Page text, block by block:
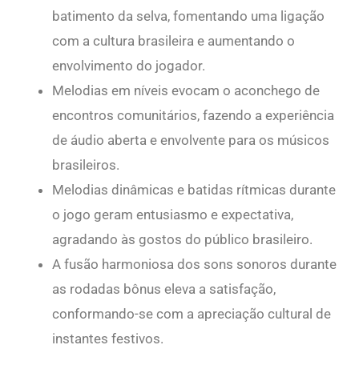
batimento da selva, fomentando uma ligação
com a cultura brasileira e aumentando o
envolvimento do jogador.
Melodias em níveis evocam o aconchego de
encontros comunitários, fazendo a experiência
de áudio aberta e envolvente para os músicos
brasileiros.
Melodias dinâmicas e batidas rítmicas durante
o jogo geram entusiasmo e expectativa,
agradando às gostos do público brasileiro.
A fusão harmoniosa dos sons sonoros durante
as rodadas bônus eleva a satisfação,
conformando-se com a apreciação cultural de
instantes festivos.